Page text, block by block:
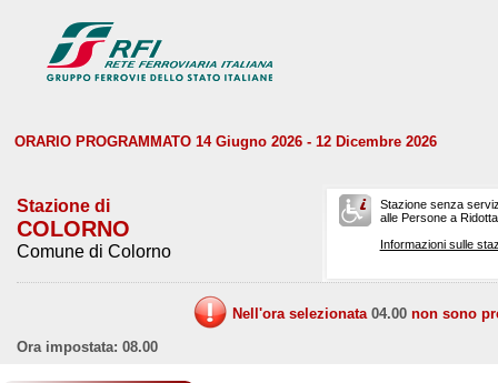
ORARIO PROGRAMMATO 14 Giugno 2026 - 12 Dicembre 2026
Stazione di
COLORNO
Comune di Colorno
Stazione senza
alle Persone a
Informazioni sulle
Nell'ora selezionata 04.00 non sono
Ora impostata: 08.00